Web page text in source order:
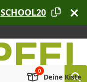
SCHOOL20
Deine Kiste